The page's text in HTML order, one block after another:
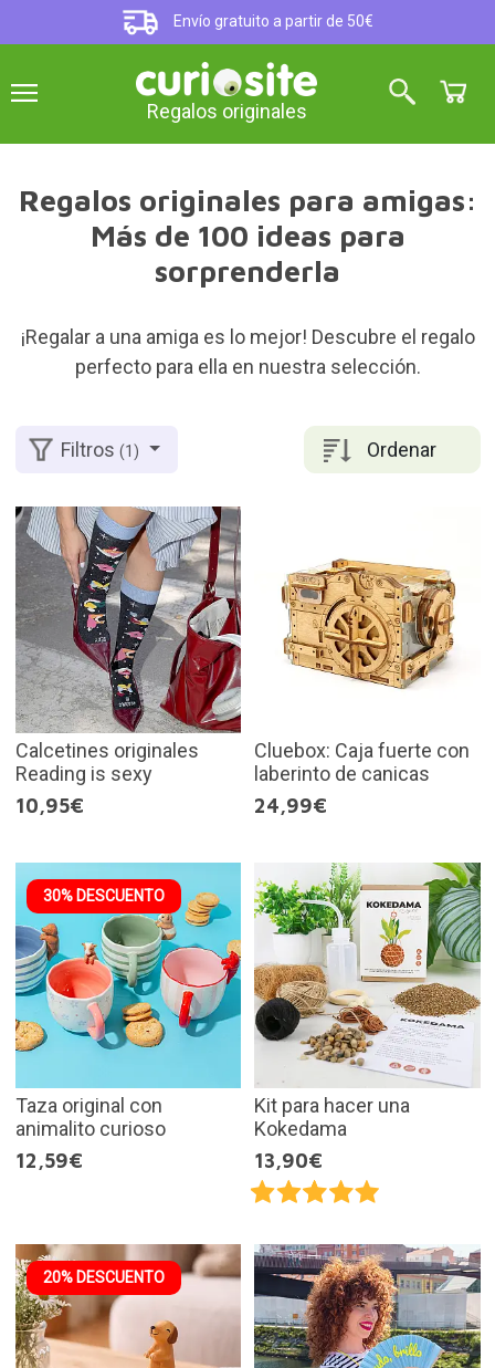
Envío gratuito a partir de 50€
Regalos originales
Regalos originales para amigas:
Más de 100 ideas para
sorprenderla
¡Regalar a una amiga es lo mejor! Descubre el regalo
perfecto para ella en nuestra selección.
Ordenar
Filtros(1)
Calcetines originales
Reading is sexy
10,95€
Cluebox: Caja fuerte con
laberinto de canicas
24,99€
30% DESCUENTO
Taza original con
animalito curioso
12,59€
Kit para hacer una
Kokedama
13,90€
20% DESCUENTO